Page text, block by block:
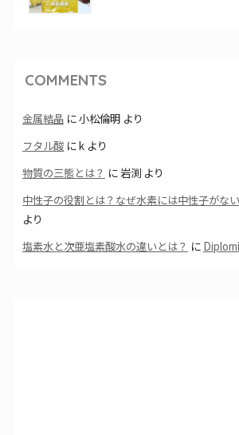
COMMENTS
金属結晶に小松倫明より
フタル酸にkより
物質の三態とは？ に岩渕より
中性子の役割とは？なぜ水素には中性子がな
より
塩素水と次亜塩素酸水の違いとは？ に